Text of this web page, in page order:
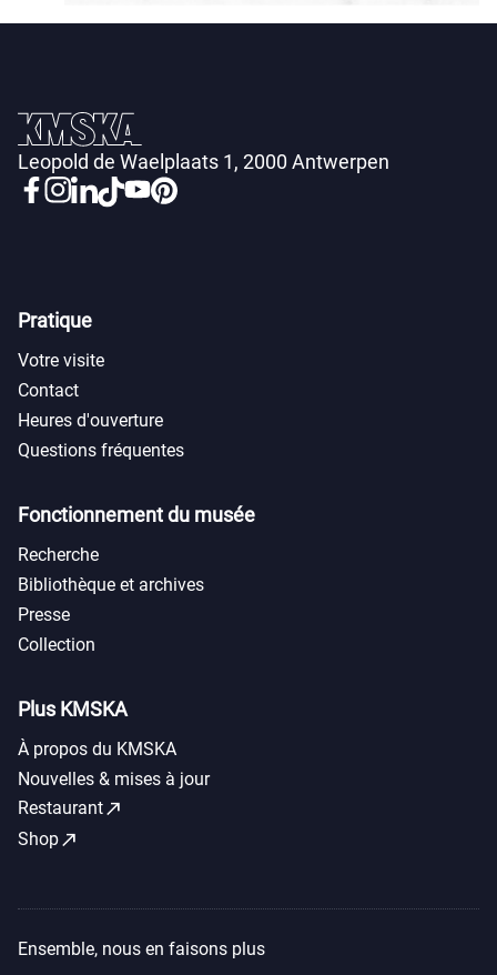
Leopold de Waelplaats 1, 2000 Antwerpen
Pratique
Votre visite
Contact
Heures d'ouverture
Questions fréquentes
Fonctionnement du musée
Recherche
Bibliothèque et archives
Presse
Collection
Plus KMSKA
À propos du KMSKA
Nouvelles & mises à jour
Restaurantcall_made
Shopcall_made
Ensemble, nous en faisons plus